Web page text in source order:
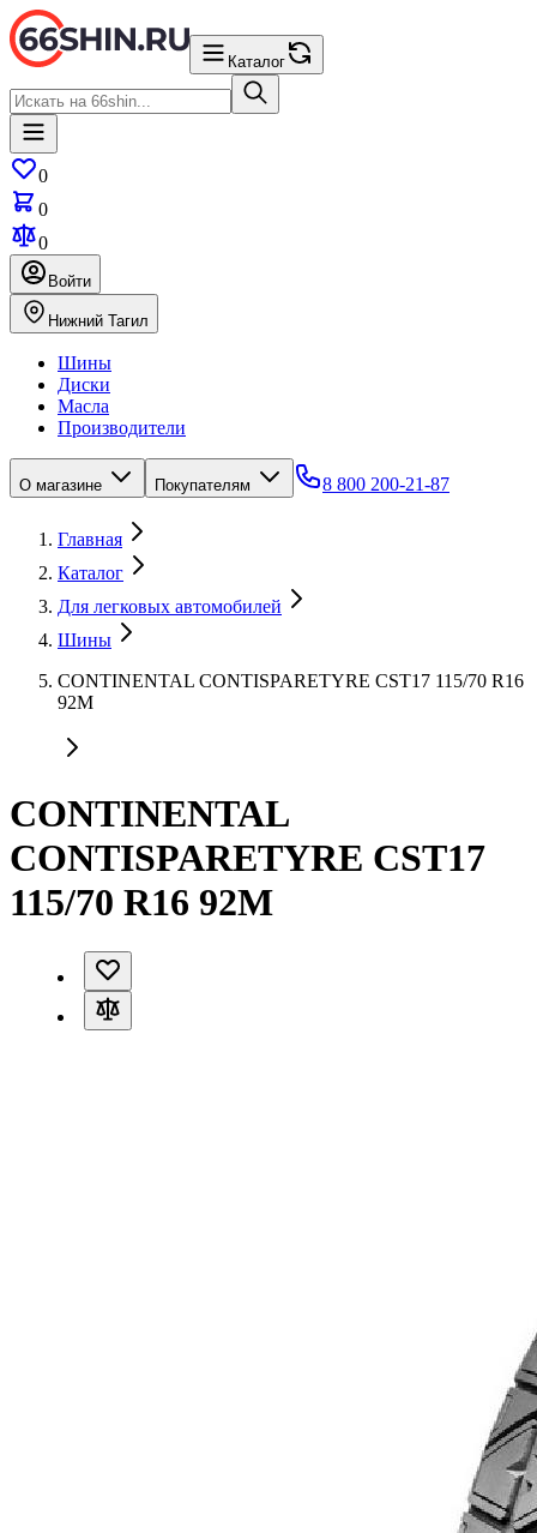
Каталог
0
0
0
Войти
Нижний Тагил
Шины
Диски
Масла
Производители
О магазине Покупателям 8 800 200-21-87
Главная
Каталог
Для легковых автомобилей
Шины
CONTINENTAL CONTISPARETYRE CST17 115/70 R16
92M
CONTINENTAL
CONTISPARETYRE CST17
115/70 R16 92M